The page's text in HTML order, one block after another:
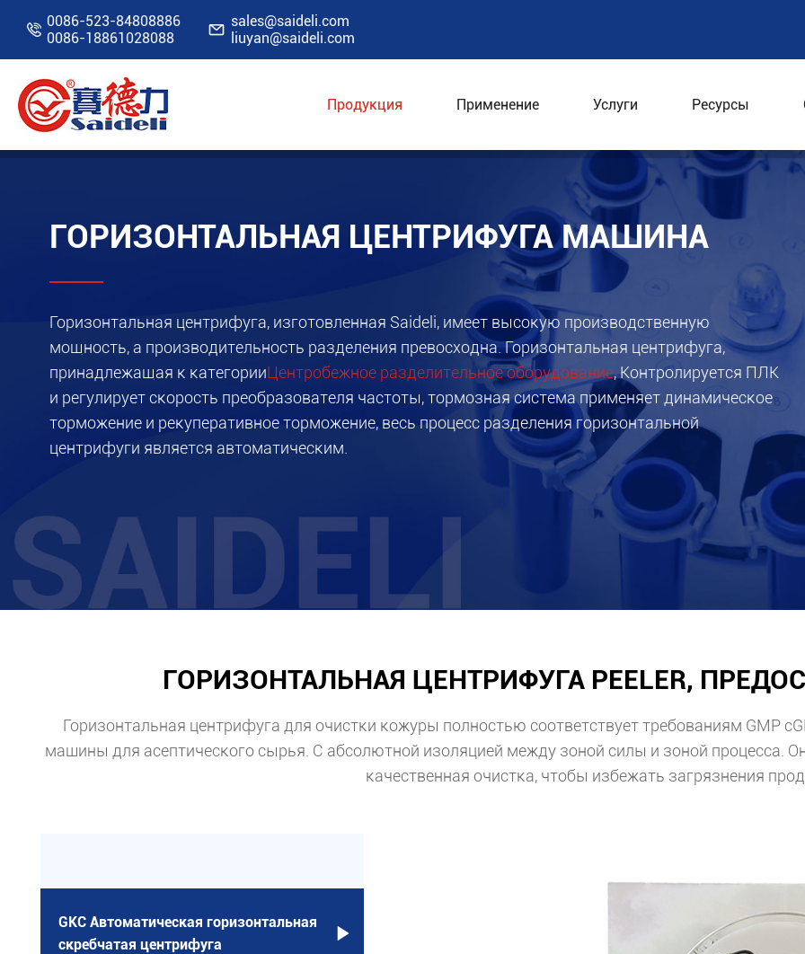
 0086-523-84808886
0086-18861028088
 sales@saideli.com
liuyan@saideli.com
Продукция Применение Услуги Ресурсы
Главная Продукция
ГОРИЗОНТАЛЬНАЯ ЦЕНТРИФУГА МАШИНА
Горизонтальная центрифуга, изготовленная Saideli, имеет высокую производственную
мощность, а производительность разделения превосходна. Горизонтальная центрифуга,
принадлежащая к категорииЦентробежное разделительное оборудование, Контролируется ПЛК
и регулирует скорость преобразователя частоты, тормозная система применяет динамическое
торможение и рекуперативное торможение, весь процесс разделения горизонтальной
центрифуги является автоматическим.
ГОРИЗОНТАЛЬНАЯ ЦЕНТРИФУГА PEELER,
Горизонтальная центрифуга для очистки кожуры полностью соответствует требованиям GMP
машины для асептического сырья. С абсолютной изоляцией между зоной силы и зоной процесса.
качественная очистка, чтобы избежать загрязнения
GKC Автоматическая горизонтальная
скребчатая центрифуга
